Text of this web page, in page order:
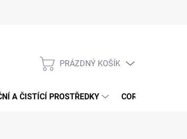
NÁKUPNÍ
PRÁZDNÝ KOŠÍK
A ČISTÍCÍ PROSTŘEDKY CORMEN -